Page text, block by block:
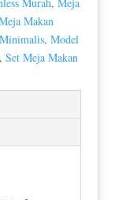
Makan
, Model
Set Meja Makan